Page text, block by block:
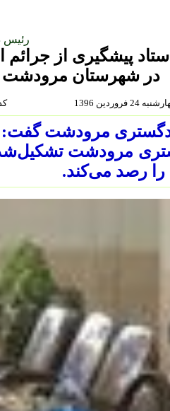
رئیس
پیشگیری از جرائم
در شهرستان مرودشت
:كد 24 فروردين 1396
مرودشت گفت:
مرودشت
را رصد می‌کند.